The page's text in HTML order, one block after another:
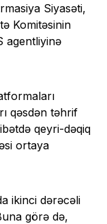
Siyasəti,
Komitəsinin
agentliyinə
qəsdən təhrif
qeyri-dəqiq
ortaya
ikinci dərəcəli
görə də,